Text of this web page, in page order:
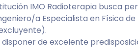
IMO Radioterapia busca
a Especialista en Física
disponer de excelente